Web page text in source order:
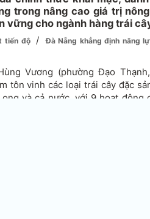
trong nâng cao giá trị
vững cho ngành hàng trái
tiến độ /
Đà Nẵng khẳng định năng
Vương (phường Đạo
tôn vinh các loại trái cây đặc
và cả nước, với 9 hoạt động